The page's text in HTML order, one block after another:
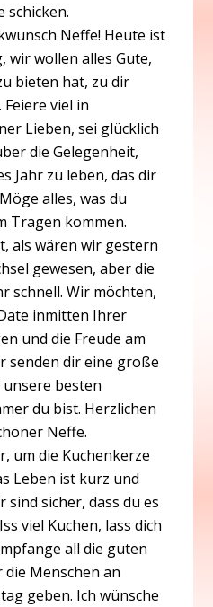
schicken.
Neffe! Heute ist
wir wollen alles Gute,
bieten hat, zu dir
viel in
Lieben, sei glücklich
die Gelegenheit,
Jahr zu leben, das dir
alles, was du
Tragen kommen.
als wären wir gestern
gewesen, aber die
schnell. Wir möchten,
inmitten Ihrer
und die Freude am
senden dir eine große
besten
du bist. Herzlichen
Neffe.
um die Kuchenkerze
Leben ist kurz und
sind sicher, dass du es
viel Kuchen, lass dich
all die guten
die Menschen an
geben. Ich wünsche